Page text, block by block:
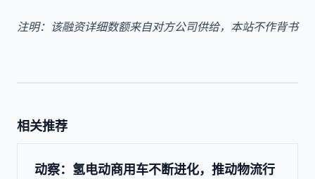
注明：该融资详细数额来自对方公司供给，本站不作背书
相关推荐
动察：氢电动商用车不断进化，推动物流行